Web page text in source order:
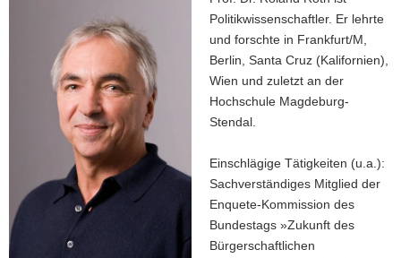
Politikwissenschaftler. Er lehrte
und forschte in Frankfurt/M,
Berlin, Santa Cruz (Kalifornien),
Wien und zuletzt an der
Hochschule Magdeburg-
Stendal.
Einschlägige Tätigkeiten (u.a.):
Sachverständiges Mitglied der
Enquete-Kommission des
Bundestags »Zukunft des
Bürgerschaftlichen